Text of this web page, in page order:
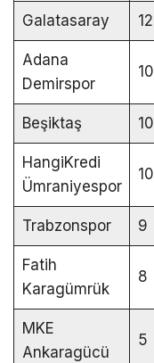
Galatasaray 12
Adana
Demirspor
10
Beşiktaş 10
HangiKredi
Ümraniyespor
10
Trabzonspor 9
Fatih
Karagümrük
8
MKE
Ankaragücü
5